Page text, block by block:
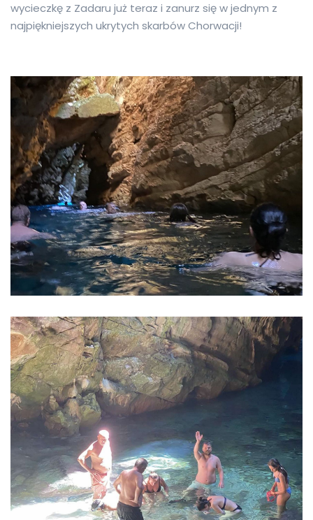
wycieczkę z Zadaru już teraz i zanurz się w jednym z
najpiękniejszych ukrytych skarbów Chorwacji!